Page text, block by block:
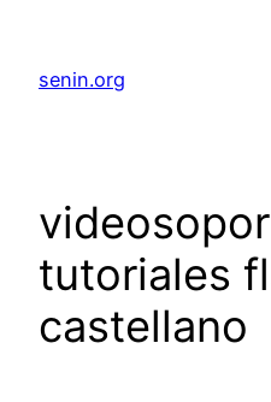
senin.org
tutoriales
castellano